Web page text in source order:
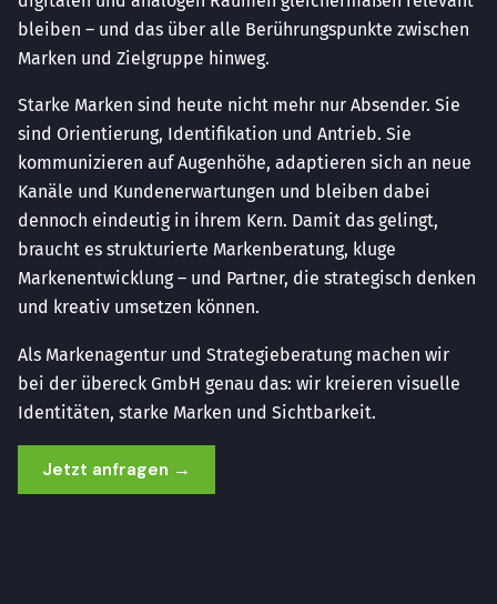
bleiben – und das über alle Berührungspunkte zwischen
Marken und Zielgruppe hinweg.
Starke Marken sind heute nicht mehr nur Absender. Sie
sind Orientierung, Identifikation und Antrieb. Sie
kommunizieren auf Augenhöhe, adaptieren sich an neue
Kanäle und Kundenerwartungen und bleiben dabei
dennoch eindeutig in ihrem Kern. Damit das gelingt,
braucht es strukturierte Markenberatung, kluge
Markenentwicklung – und Partner, die strategisch denken
und kreativ umsetzen können.
Als Markenagentur und Strategieberatung machen wir
bei der übereck GmbH genau das: wir kreieren visuelle
Identitäten, starke Marken und Sichtbarkeit.
Jetzt anfragen →